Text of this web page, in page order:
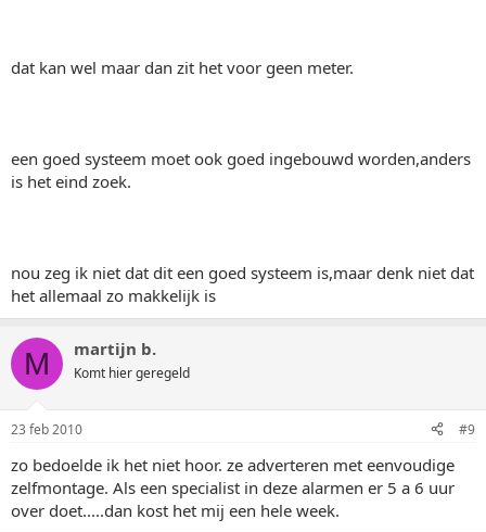
dat kan wel maar dan zit het voor geen meter.
een goed systeem moet ook goed ingebouwd worden,anders
is het eind zoek.
nou zeg ik niet dat dit een goed systeem is,maar denk niet dat
het allemaal zo makkelijk is
M martijn b.
Komt hier geregeld
23 feb 2010 #9
zo bedoelde ik het niet hoor. ze adverteren met eenvoudige
zelfmontage. Als een specialist in deze alarmen er 5 a 6 uur
over doet.....dan kost het mij een hele week.